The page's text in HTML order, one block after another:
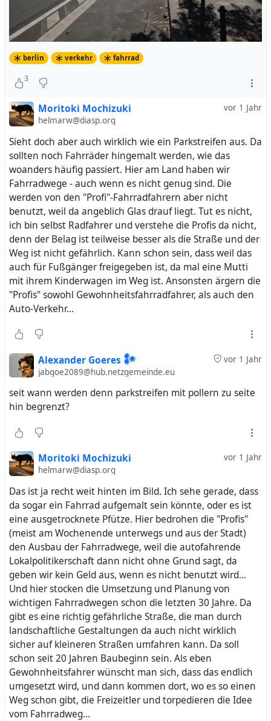
berlin verkehr fahrrad
3
vor 1 Jahr
Moritoki Mochizuki
helmarw@diasp.org
Sieht doch aber auch wirklich wie ein Parkstreifen aus. Da
sollten noch Fahrräder hingemalt werden, wie das
woanders häufig passiert. Hier am Land haben wir
Fahrradwege - auch wenn es nicht genug sind. Die
werden von den "Profi"-Fahrradfahrern aber nicht
benutzt, weil da angeblich Glas drauf liegt. Tut es nicht,
ich bin selbst Radfahrer und verstehe die Profis da nicht,
denn der Belag ist teilweise besser als die Straße und der
Weg ist nicht gefährlich. Kann schon sein, dass weil das
auch für Fußgänger freigegeben ist, da mal eine Mutti
mit ihrem Kinderwagen im Weg ist. Ansonsten ärgern die
"Profis" sowohl Gewohnheitsfahrradfahrer, als auch den
Auto-Verkehr...
vor 1 Jahr
Alexander Goeres 𒀯
jabgoe2089@hub.netzgemeinde.eu
seit wann werden denn parkstreifen mit pollern zu seite
hin begrenzt?
vor 1 Jahr
Moritoki Mochizuki
helmarw@diasp.org
Das ist ja recht weit hinten im Bild. Ich sehe gerade, dass
da sogar ein Fahrrad aufgemalt sein könnte, oder es ist
eine ausgetrocknete Pfütze. Hier bedrohen die "Profis"
(meist am Wochenende unterwegs und aus der Stadt)
den Ausbau der Fahrradwege, weil die autofahrende
Lokalpolitikerschaft dann nicht ohne Grund sagt, da
geben wir kein Geld aus, wenn es nicht benutzt wird...
Und hier stocken die Umsetzung und Planung von
wichtigen Fahrradwegen schon die letzten 30 Jahre. Da
gibt es eine richtig gefährliche Straße, die man durch
landschaftliche Gestaltungen da auch nicht wirklich
sicher auf kleineren Straßen umfahren kann. Da soll
schon seit 20 Jahren Baubeginn sein. Als eben
Gewohnheitsfahrer wünscht man sich, dass das endlich
umgesetzt wird, und dann kommen dort, wo es so einen
Weg schon gibt, die Freizeitler und torpedieren die Idee
vom Fahrradweg...